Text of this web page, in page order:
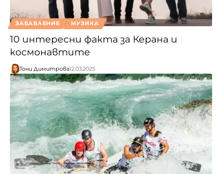
ЗАБАВЛЕНИЕ МУЗИКА
10 интересни факта за Керана и
космонавтите
Тони Димитрова12.03.2025